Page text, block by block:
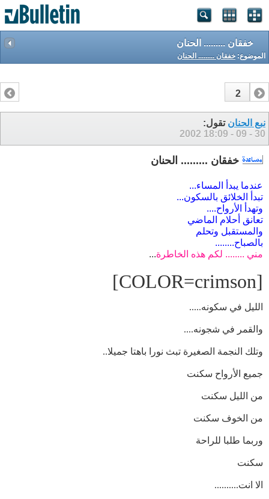
خفقان ......... الحنان
الموضوع: خفقان ......... الحنان
1
2
نبع الحنان تقول:
30 - 09 - 2002
18:09
خفقان ......... الحنان
عندما يبدأ المساء...
تبدأ الخلائق بالسكون...
وتهدأ الأرواح....
تعانق أحلام الماضي
والمستقبل وتحلم
بالصباح........
مني ........ لكم هذه الخاطرة...
[COLOR=crimson]
الليل في سكونه.....
والقمر في شجونه....
وتلك النجمة الصغيرة تبث نورا باهتا جميلا..
جميع الأرواح سكنت
من الليل سكنت
من الخوف سكنت
وربما طلبا للراحة
سكنت
الا انت..........